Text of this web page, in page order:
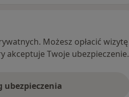
Możesz opłacić wizytę
akceptuje Twoje ubezpieczenie.
ubezpieczenia